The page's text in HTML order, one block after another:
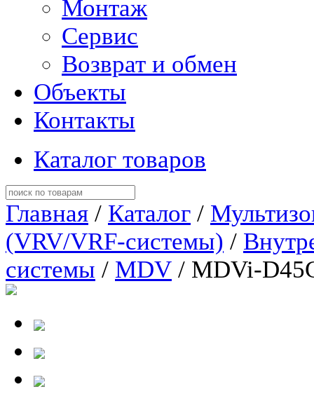
Монтаж
Сервис
Возврат и обмен
Объекты
Контакты
Каталог товаров
Главная / Каталог /
(VRV/VRF-системы) /
системы / MDV / MDVi-